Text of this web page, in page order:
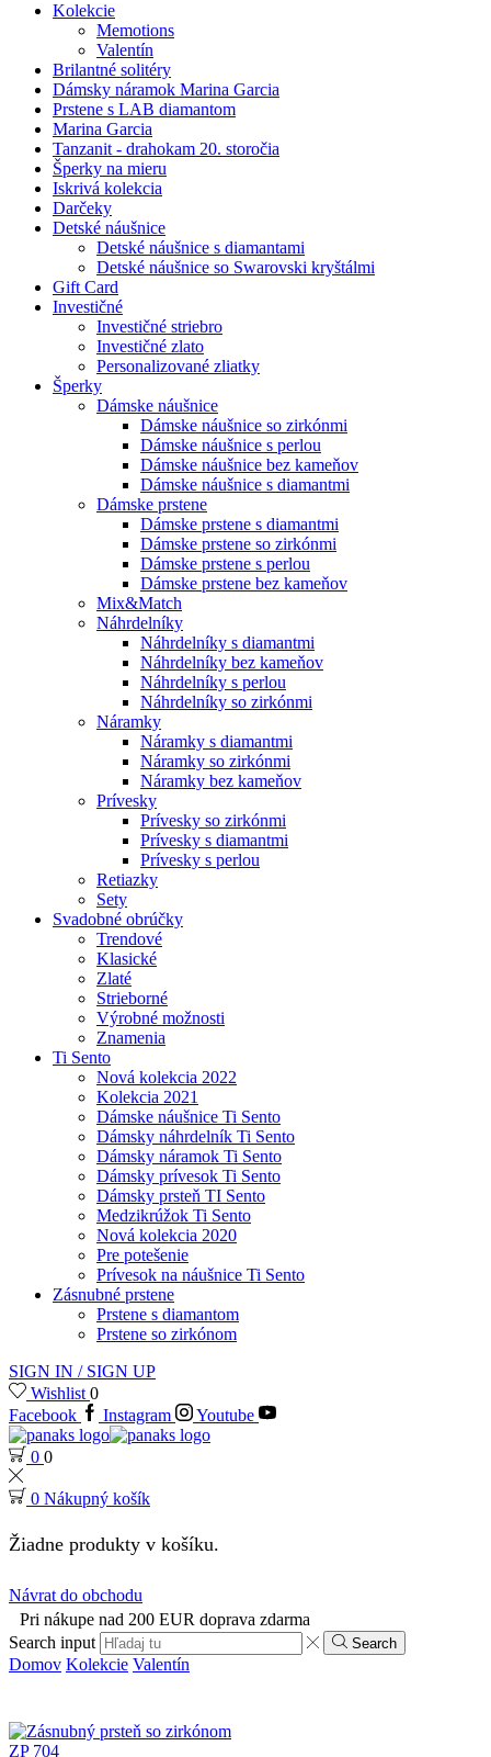
Kolekcie
Memotions
Valentín
Brilantné solitéry
Dámsky náramok Marina Garcia
Prstene s LAB diamantom
Marina Garcia
Tanzanit - drahokam 20. storočia
Šperky na mieru
Iskrivá kolekcia
Darčeky
Detské náušnice
Detské náušnice s diamantami
Detské náušnice so Swarovski kryštálmi
Gift Card
Investičné
Investičné striebro
Investičné zlato
Personalizované zliatky
Šperky
Dámske náušnice
Dámske náušnice so zirkónmi
Dámske náušnice s perlou
Dámske náušnice bez kameňov
Dámske náušnice s diamantmi
Dámske prstene
Dámske prstene s diamantmi
Dámske prstene so zirkónmi
Dámske prstene s perlou
Dámske prstene bez kameňov
Mix&Match
Náhrdelníky
Náhrdelníky s diamantmi
Náhrdelníky bez kameňov
Náhrdelníky s perlou
Náhrdelníky so zirkónmi
Náramky
Náramky s diamantmi
Náramky so zirkónmi
Náramky bez kameňov
Prívesky
Prívesky so zirkónmi
Prívesky s diamantmi
Prívesky s perlou
Retiazky
Sety
Svadobné obrúčky
Trendové
Klasické
Zlaté
Strieborné
Výrobné možnosti
Znamenia
Ti Sento
Nová kolekcia 2022
Kolekcia 2021
Dámske náušnice Ti Sento
Dámsky náhrdelník Ti Sento
Dámsky náramok Ti Sento
Dámsky prívesok Ti Sento
Dámsky prsteň TI Sento
Medzikrúžok Ti Sento
Nová kolekcia 2020
Pre potešenie
Prívesok na náušnice Ti Sento
Zásnubné prstene
Prstene s diamantom
Prstene so zirkónom
SIGN IN / SIGN UP
Wishlist 0
Facebook
Instagram Youtube
0 0
0 Nákupný košík
Žiadne produkty v košíku.
Návrat do obchodu
Pri nákupe nad 200 EUR doprava zdarma
Search input
Search
Domov Kolekcie Valentín